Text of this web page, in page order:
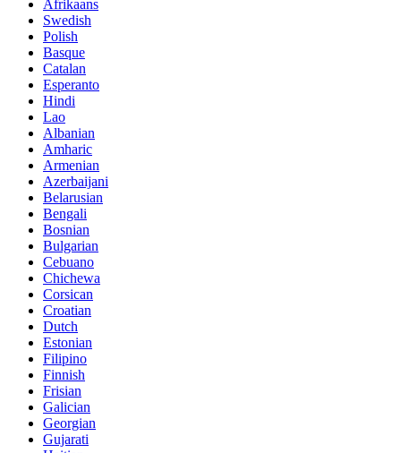
Afrikaans
Swedish
Polish
Basque
Catalan
Esperanto
Hindi
Lao
Albanian
Amharic
Armenian
Azerbaijani
Belarusian
Bengali
Bosnian
Bulgarian
Cebuano
Chichewa
Corsican
Croatian
Dutch
Estonian
Filipino
Finnish
Frisian
Galician
Georgian
Gujarati